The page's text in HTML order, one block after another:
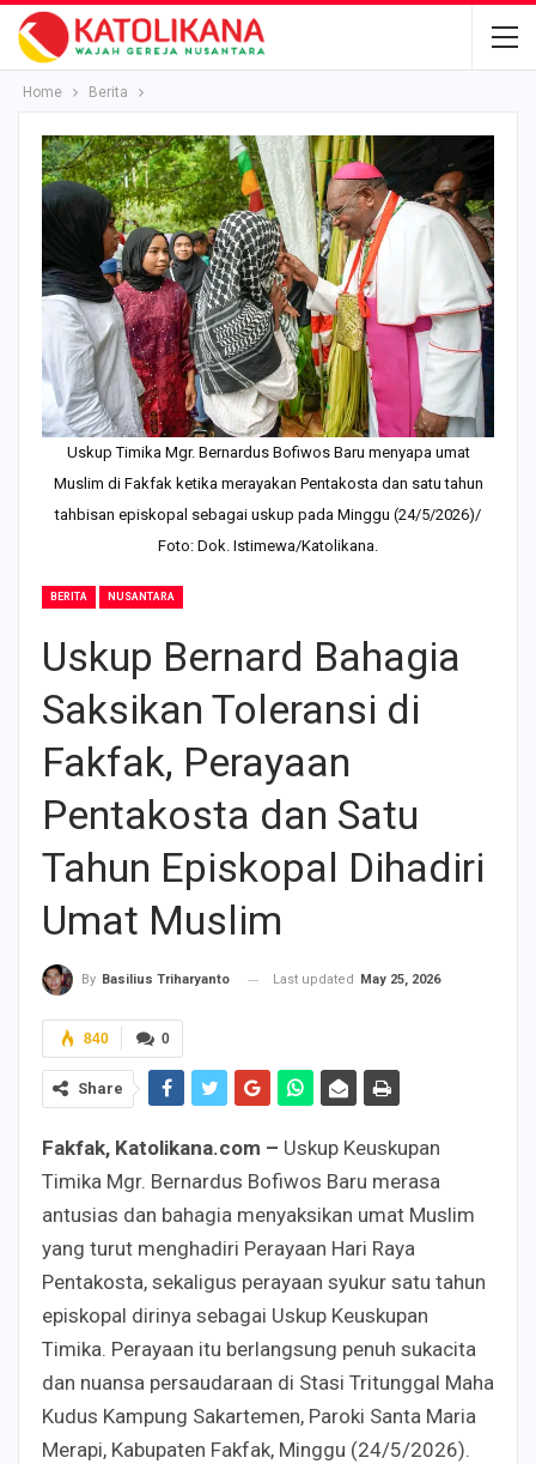
Home Berita
Uskup Timika Mgr. Bernardus Bofiwos Baru menyapa umat
Muslim di Fakfak ketika merayakan Pentakosta dan satu tahun
tahbisan episkopal sebagai uskup pada Minggu (24/5/2026)/
Foto: Dok. Istimewa/Katolikana.
BERITA NUSANTARA
Uskup Bernard Bahagia
Saksikan Toleransi di
Fakfak, Perayaan
Pentakosta dan Satu
Tahun Episkopal Dihadiri
Umat Muslim
By Basilius Triharyanto Last updated May 25, 2026
0
840
Share
Fakfak, Katolikana.com – Uskup Keuskupan
Timika Mgr. Bernardus Bofiwos Baru merasa
antusias dan bahagia menyaksikan umat Muslim
yang turut menghadiri Perayaan Hari Raya
Pentakosta, sekaligus perayaan syukur satu tahun
episkopal dirinya sebagai Uskup Keuskupan
Timika. Perayaan itu berlangsung penuh sukacita
dan nuansa persaudaraan di Stasi Tritunggal Maha
Kudus Kampung Sakartemen, Paroki Santa Maria
Merapi, Kabupaten Fakfak, Minggu (24/5/2026).